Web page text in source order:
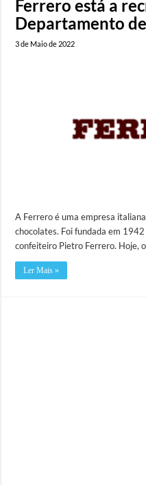
Ferrero está a
Departamento
3 de Maio de 2022
A Ferrero é uma empresa
chocolates. Foi fundada em
confeiteiro Pietro Ferrero. Hoje,
Ler Mais »